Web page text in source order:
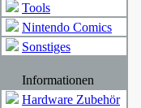
Tools
Nintendo Comics
Sonstiges
Informationen
Hardware Zubehör